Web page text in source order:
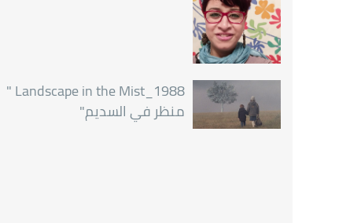
Landscape in the Mist_1988 "
منظر في السديم"